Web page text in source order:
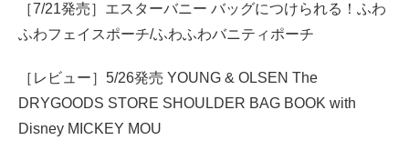
［7/21発売］エスターバニー バッグにつけられる！ふわ
ふわフェイスポーチ/ふわふわバニティポーチ
［レビュー］5/26発売 YOUNG & OLSEN The
DRYGOODS STORE SHOULDER BAG BOOK with
Disney MICKEY MOU